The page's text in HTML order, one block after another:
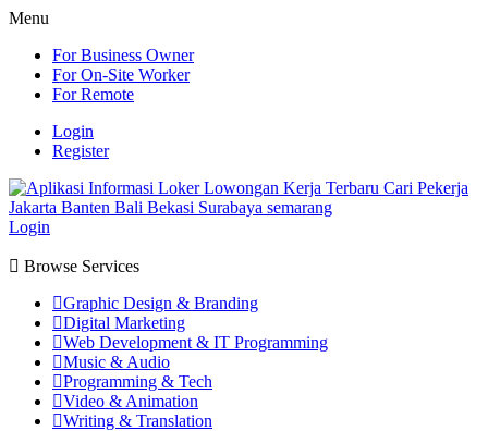
Menu
For Business Owner
For On-Site Worker
For Remote
Login
Register
Login
Browse Services
Graphic Design & Branding
Digital Marketing
Web Development & IT Programming
Music & Audio
Programming & Tech
Video & Animation
Writing & Translation